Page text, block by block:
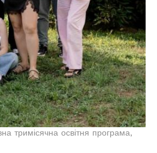
тримісячна освітня програма,